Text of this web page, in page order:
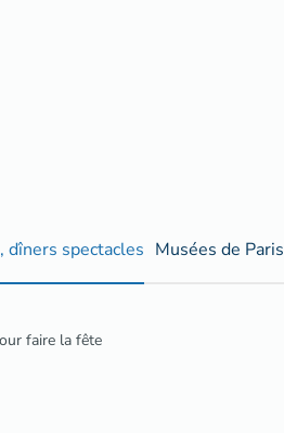
dîners spectacles Musées de Paris
faire la fête